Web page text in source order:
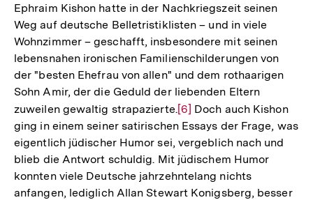
Ephraim Kishon hatte in der Nachkriegszeit seinen
Weg auf deutsche Belletristiklisten – und in viele
Wohnzimmer – geschafft, insbesondere mit seinen
lebensnahen ironischen Familienschilderungen von
der "besten Ehefrau von allen" und dem rothaarigen
Sohn Amir, der die Geduld der liebenden Eltern
zuweilen gewaltig strapazierte.Zur
Auflösung
der
Fußnote
[6] Doch auch Kishon
ging in einem seiner satirischen Essays der Frage, was
eigentlich jüdischer Humor sei, vergeblich nach und
blieb die Antwort schuldig. Mit jüdischem Humor
konnten viele Deutsche jahrzehntelang nichts
anfangen, lediglich Allan Stewart Konigsberg, besser